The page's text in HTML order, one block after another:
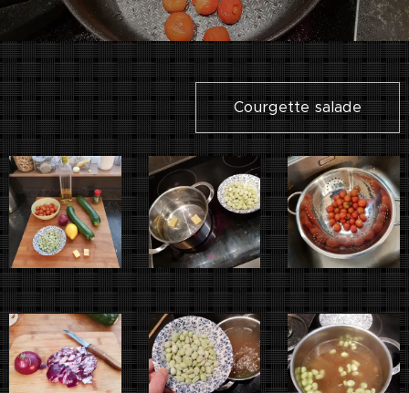
Courgette salade